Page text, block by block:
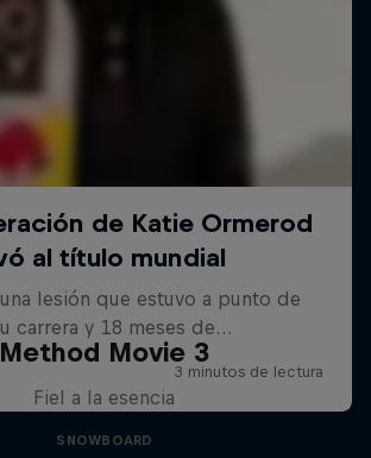
Method Movie 3
Fiel a la esencia
SNOWBOARD